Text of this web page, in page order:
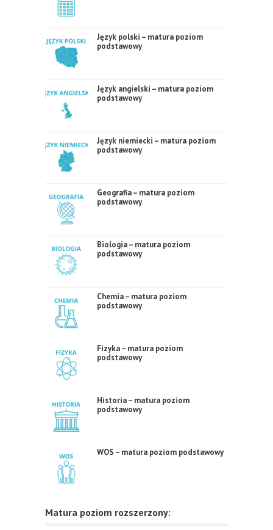
Język polski – matura poziom
podstawowy
Język angielski – matura poziom
podstawowy
Język niemiecki – matura poziom
podstawowy
Geografia – matura poziom
podstawowy
Biologia – matura poziom
podstawowy
Chemia – matura poziom
podstawowy
Fizyka – matura poziom
podstawowy
Historia – matura poziom
podstawowy
WOS – matura poziom podstawowy
Matura poziom rozszerzony: